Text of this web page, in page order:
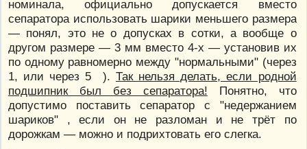
номинала, официально допускается вместо
сепаратора использовать шарики меньшего размера
— понял, это не о допусках в сотки, а вообще о
другом размере — 3 мм вместо 4-х — установив их
по одному равномерно между "нормальными" (через
1, или через 5 ). Так нельзя делать, если родной
подшипник был без сепаратора! Понятно, что
допустимо поставить сепаратор с "недержанием
шариков" , если он не разломан и не трёт по
дорожкам — можно и подрихтовать его слегка.